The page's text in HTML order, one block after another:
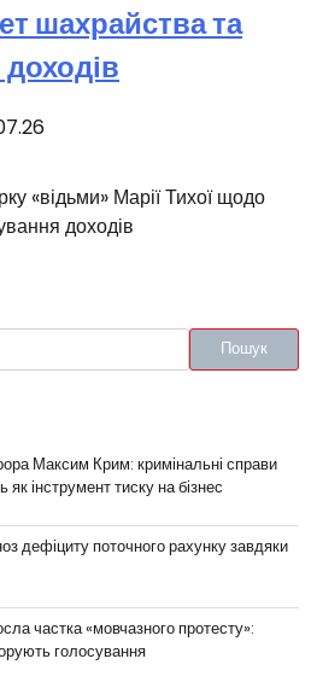
шахрайства та
«відьми» Марії Тихої щодо
доходів
Пошук
Максим Крим: кримінальні справи
як інструмент тиску на бізнес
дефіциту поточного рахунку завдяки
частка «мовчазного протесту»:
голосування